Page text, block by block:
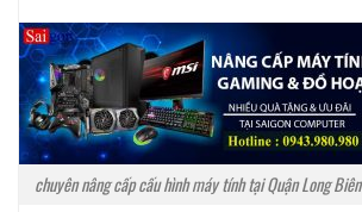
chuyên nâng cấp cấu hình máy tính tại Quận Long Biên